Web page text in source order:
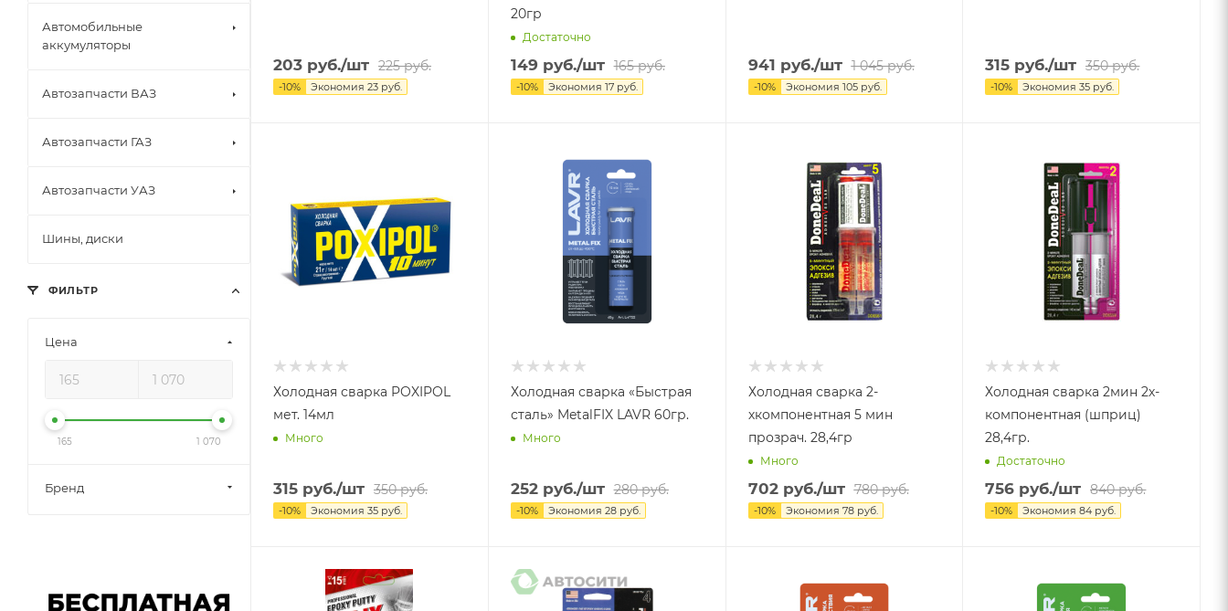
203 руб./шт 225руб.
-10% Экономия 23 руб.
20гр
Достаточно
149 руб./шт 165руб.
-10% Экономия 17руб.
941 руб./шт 1 045руб.
-10% Экономия 105руб.
315 руб./шт 350руб.
-10% Экономия35 руб.
Холодная сварка POXIPOL
мет. 14мл
Много
315 руб./шт 350руб.
-10% Экономия 35 руб.
Холодная сварка «Быстрая
сталь» MetalFIX LAVR 60гр.
Много
252руб./шт 280руб.
-10% Экономия 28руб.
Холодная сварка 2-
хкомпонентная 5 мин
прозрач. 28,4гр
Много
702руб./шт 780руб.
-10% Экономия 78руб.
Холодная сварка 2мин 2х-
компонентная (шприц)
28,4гр.
Достаточно
756 руб./шт 840руб.
-10% Экономия84 руб.
Автомобильные
аккумуляторы
Автозапчасти ВАЗ
Автозапчасти ГАЗ
Автозапчасти УАЗ
Шины, диски
ФИЛЬТР
Цена
165 1 070
Бренд